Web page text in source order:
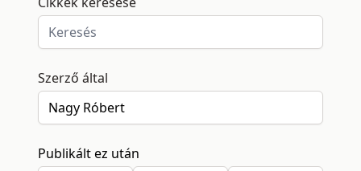
Szerző által
Publikált ez után